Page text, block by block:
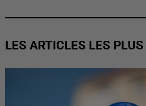
LES ARTICLES LES